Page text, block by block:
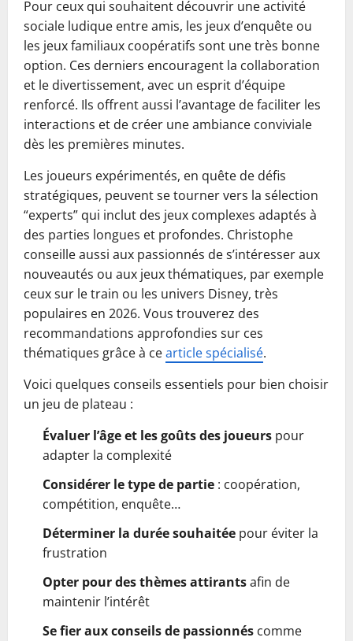
Pour ceux qui souhaitent découvrir une activité
sociale ludique entre amis, les jeux d’enquête ou
les jeux familiaux coopératifs sont une très bonne
option. Ces derniers encouragent la collaboration
et le divertissement, avec un esprit d’équipe
renforcé. Ils offrent aussi l’avantage de faciliter les
interactions et de créer une ambiance conviviale
dès les premières minutes.
Les joueurs expérimentés, en quête de défis
stratégiques, peuvent se tourner vers la sélection
“experts” qui inclut des jeux complexes adaptés à
des parties longues et profondes. Christophe
conseille aussi aux passionnés de s’intéresser aux
nouveautés ou aux jeux thématiques, par exemple
ceux sur le train ou les univers Disney, très
populaires en 2026. Vous trouverez des
recommandations approfondies sur ces
thématiques grâce à cearticle spécialisé.
Voici quelques conseils essentiels pour bien choisir
un jeu de plateau :
Évaluer l’âge et les goûts des joueurs pour
adapter la complexité
Considérer le type de partie : coopération,
compétition, enquête…
Déterminer la durée souhaitée pour éviter la
frustration
Opter pour des thèmes attirantsafin de
maintenir l’intérêt
Se fier aux conseils de passionnés comme